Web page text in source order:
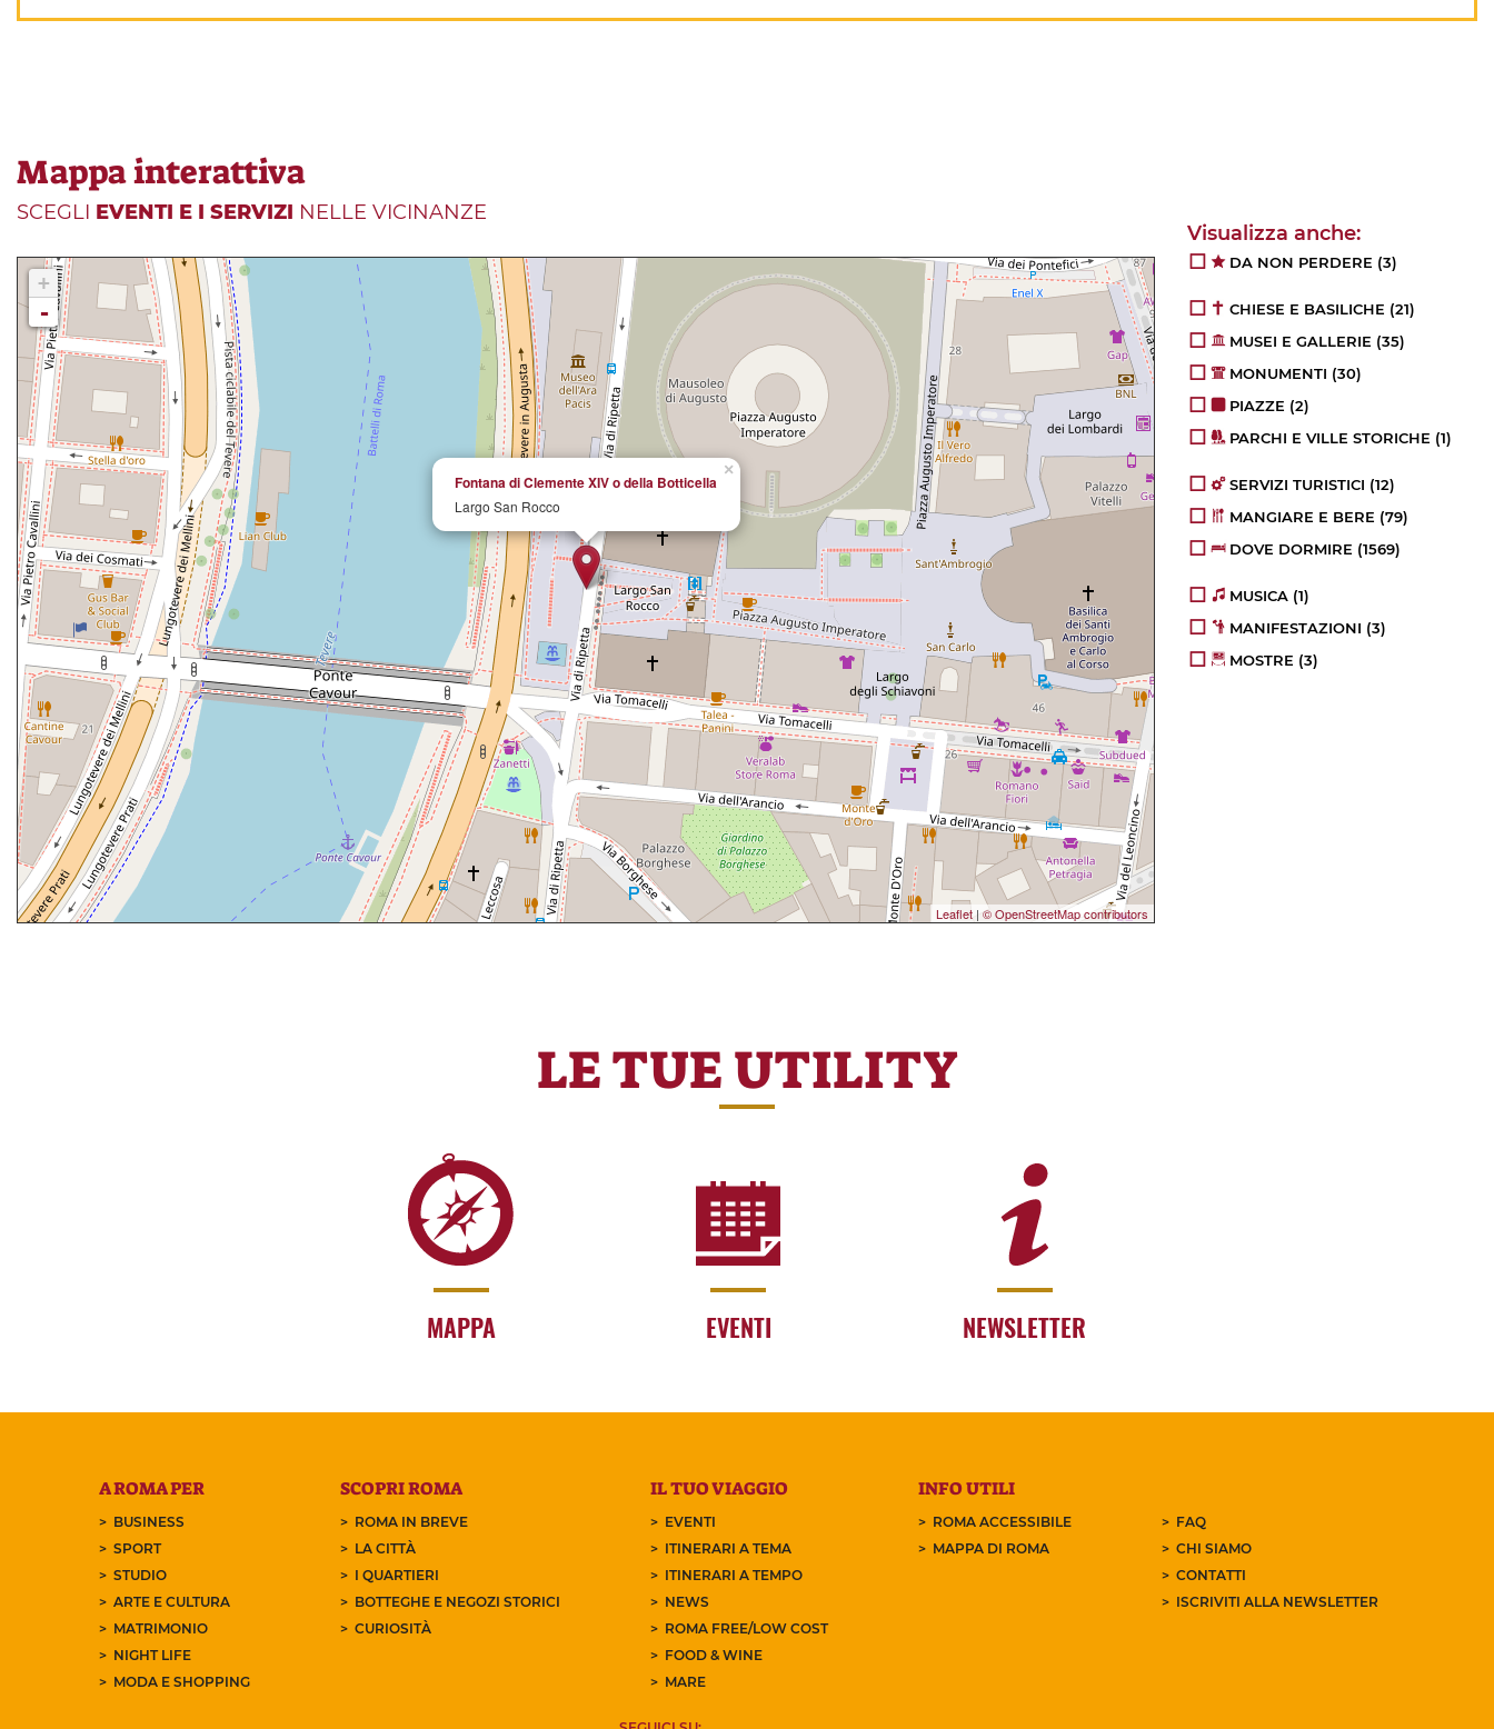
Mappa interattiva
SCEGLI EVENTI E I SERVIZI NELLE VICINANZE
×
Fontana di Clemente XIV o della Botticella
Largo San Rocco
+
-
Leaflet | © OpenStreetMap contributors
DA NON PERDERE (3)
CHIESE E BASILICHE (21)
MUSEI E GALLERIE (35)
MONUMENTI (30)
PIAZZE (2)
PARCHI E VILLE STORICHE (1)
SERVIZI TURISTICI (12)
MANGIARE E BERE (79)
DOVE DORMIRE (1569)
MUSICA (1)
MANIFESTAZIONI (3)
MOSTRE (3)
LE TUE UTILITY
MAPPA EVENTI NEWSLETTER
A ROMA PER
BUSINESS
SPORT
STUDIO
ARTE E CULTURA
MATRIMONIO
NIGHT LIFE
MODA E SHOPPING
SCOPRI ROMA
ROMA IN BREVE
LA CITTÀ
I QUARTIERI
BOTTEGHE E NEGOZI STORICI
CURIOSITÀ
IL TUO VIAGGIO
EVENTI
ITINERARI A TEMA
ITINERARI A TEMPO
NEWS
ROMA FREE/LOW COST
FOOD & WINE
MARE
INFO UTILI
ROMA ACCESSIBILE
MAPPA DI ROMA
FAQ
CHI SIAMO
CONTATTI
ISCRIVITI ALLA NEWSLETTER